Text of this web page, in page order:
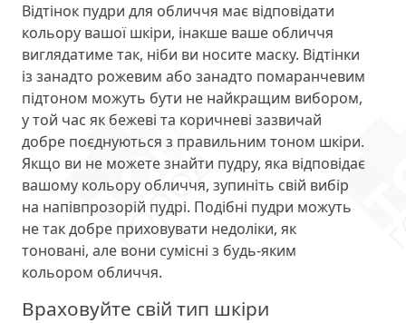
Відтінок пудри для обличчя має відповідати
кольору вашої шкіри, інакше ваше обличчя
виглядатиме так, ніби ви носите маску. Відтінки
із занадто рожевим або занадто помаранчевим
підтоном можуть бути не найкращим вибором,
у той час як бежеві та коричневі зазвичай
добре поєднуються з правильним тоном шкіри.
Якщо ви не можете знайти пудру, яка відповідає
вашому кольору обличчя, зупиніть свій вибір
на напівпрозорій пудрі. Подібні пудри можуть
не так добре приховувати недоліки, як
тоновані, але вони сумісні з будь-яким
кольором обличчя.
Враховуйте свій тип шкіри